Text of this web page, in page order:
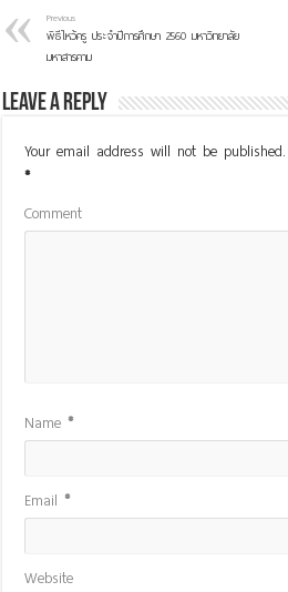
Previous
พิธีไหว้ครู ประจำปีการศึกษา 2560 มหาวิทยาลัย
มหาสารคาม
Leave a Reply
Your email address will not be published.
*
Comment
Name*
Email*
Website